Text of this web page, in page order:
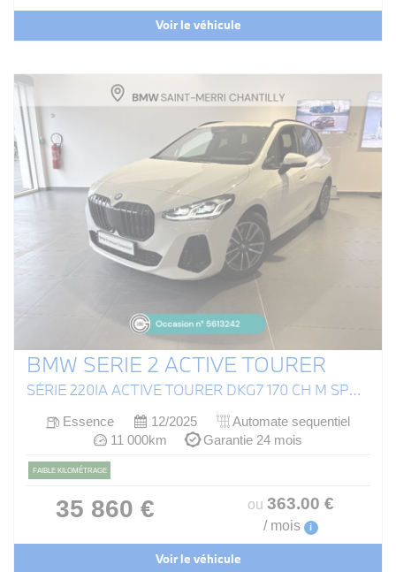
Voir le véhicule
BMW SERIE 2 ACTIVE TOURER
SÉRIE 220IA ACTIVE TOURER DKG7 170 CH M SPORT (U06)
Essence 12/2025
Automate sequentiel
11 000km
Garantie 24 mois
FAIBLE KILOMÉTRAGE
35 860 € ou 363.00 €
/ mois i
Voir le véhicule